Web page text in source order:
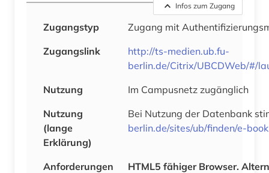
Infos zum Zugang
Zugangstyp
Zugang mit
Zugangslink
http://ts-medien.ub.fu-
berlin.de/Citrix/UBCDWeb/#/
Nutzung
Im Campusnetz zugänglich
Nutzung
(lange
Erklärung)
Bei Nutzung der Datenbank
berlin.de/sites/ub/finden/e-
Anforderungen HTML5 fähiger Browser.